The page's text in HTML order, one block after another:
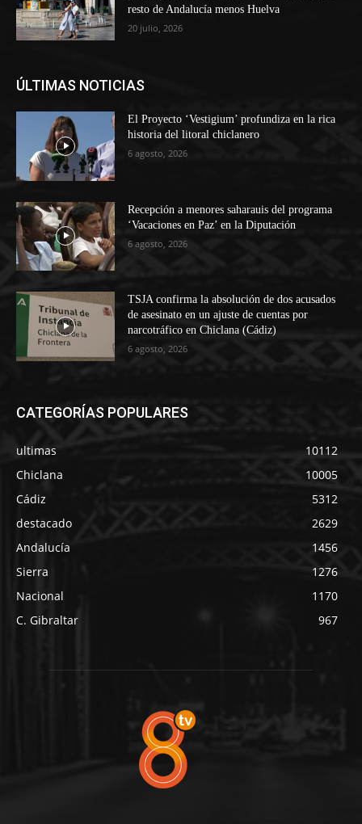
resto de Andalucía menos Huelva
20 julio, 2026
ÚLTIMAS NOTICIAS
El Proyecto ‘Vestigium’ profundiza en la rica
historia del litoral chiclanero
6 agosto, 2026
Recepción a menores saharauis del programa
‘Vacaciones en Paz’ en la Diputación
6 agosto, 2026
TSJA confirma la absolución de dos acusados
de asesinato en un ajuste de cuentas por
narcotráfico en Chiclana (Cádiz)
6 agosto, 2026
CATEGORÍAS POPULARES
ultimas
10112
Chiclana
10005
Cádiz
5312
destacado
2629
Andalucía
1456
Sierra
1276
Nacional
1170
C. Gibraltar
967